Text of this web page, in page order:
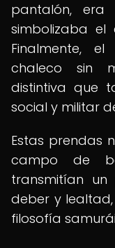
pantalón,
simbolizaba el
Finalmente,
chaleco sin
distintiva que
social y militar
Estas prendas
campo de
transmitían
deber y
filosofía